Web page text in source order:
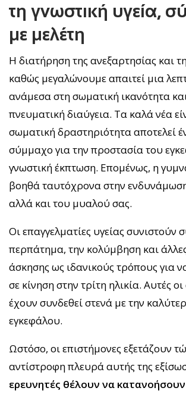
τη γνωστική υγεία,
με μελέτη
Η διατήρηση της ανεξαρτησίας και
καθώς μεγαλώνουμε απαιτεί μια
ανάμεσα στη σωματική ικανότητα
πνευματική διαύγεια. Τα καλά νέα
σωματική δραστηριότητα αποτελεί
σύμμαχο για την προστασία του
γνωστική έκπτωση. Επομένως, η
βοηθά ταυτόχρονα στην
αλλά και του μυαλού σας.
Οι επαγγελματίες υγείας συνιστούν
περπάτημα, την κολύμβηση και
άσκησης ως ιδανικούς τρόπους για
σε κίνηση στην τρίτη ηλικία. Αυτές
έχουν συνδεθεί στενά με την
εγκεφάλου.
Ωστόσο, οι επιστήμονες εξετάζουν
αντίστροφη πλευρά αυτής της
ερευνητές θέλουν να